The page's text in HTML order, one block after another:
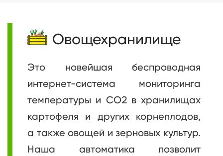
Овощехранилище
Это новейшая беспроводная
интернет-система мониторинга
температуры и СО2 в хранилищах
картофеля и других корнеплодов,
а также овощей и зерновых культур.
Наша автоматика позволит